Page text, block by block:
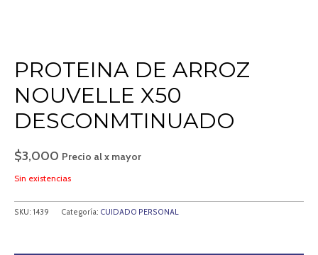
PROTEINA DE ARROZ
NOUVELLE X50
DESCONMTINUADO
$3,000 Precio al x mayor
Sin existencias
SKU: 1439 Categoría: CUIDADO PERSONAL